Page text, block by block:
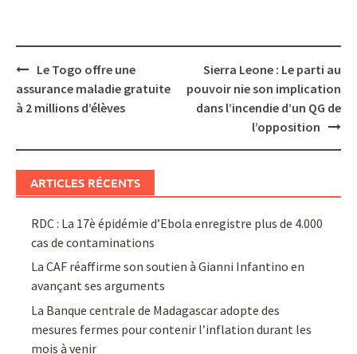
Post
navigation
Le Togo offre une
assurance maladie gratuite
à 2 millions d’élèves
Sierra Leone : Le parti au
pouvoir nie son implication
dans l’incendie d’un QG de
l’opposition
ARTICLES RÉCENTS
RDC : La 17è épidémie d’Ebola enregistre plus de 4.000
cas de contaminations
La CAF réaffirme son soutien à Gianni Infantino en
avançant ses arguments
La Banque centrale de Madagascar adopte des
mesures fermes pour contenir l’inflation durant les
mois à venir